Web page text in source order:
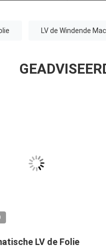
LV de Windende
LV de Folie